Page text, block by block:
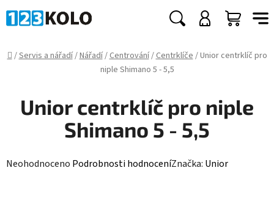
na
Hledat
KOŠÍK
Domů
/Servis a nářadí/Nářadí/Centrování/Centrklíče/Unior centrklíč pro
niple Shimano 5 - 5,5
Unior centrklíč pro niple
Shimano 5 - 5,5
Průměrné
Neohodnoceno Podrobnosti hodnoceníZnačka: Unior